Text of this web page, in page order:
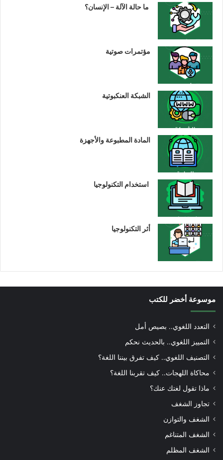
ما حالة الآلة – الإنسان؟
مؤتمرات صوتية
الشبكة العنكبوتية
المادة المطبوعة والأجهزة
استخدام التكنولوجيا
أثر التكنولوجيا
موسوعة أخضر للكتب
التعدد اللغوي.. بصيص أمل
التمييز اللغوي.. بالحديث نحكم
التصنيف اللغوي.. كيف تفرق بيننا اللغة؟
محاكاة اللهجات.. كيف تقربنا اللغة؟
ماذا تقول لغتك عنك؟
تجاوز الشغف
الشغف والتوازن
الشغف المتناغم
الشغف المظلم